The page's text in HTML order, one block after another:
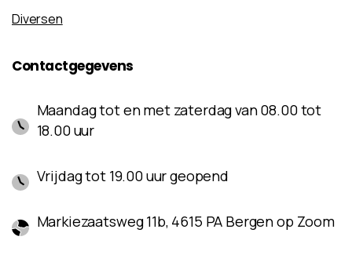
Diversen
Contactgegevens
Maandag tot en met zaterdag van 08.00 tot
18.00 uur
Vrijdag tot 19.00 uur geopend
Markiezaatsweg 11b, 4615 PA Bergen op Zoom